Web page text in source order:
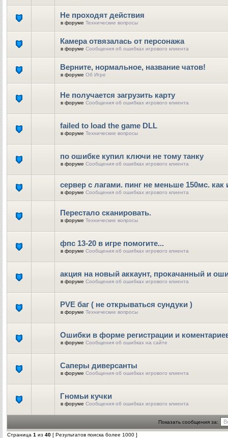
Не проходят действия
в форуме Технические вопросы
Камера отвязалась от персонажа
в форуме Сообщения об ошибках игрового клиента
Верните, нормальное, название чатов!
в форуме Об Игре
Не получается загрузить карту
в форуме Сообщения об ошибках игрового клиента
failed to load the game DLL
в форуме Технические вопросы
по ошибке купил ключи не тому танку
в форуме Сообщения об ошибках игрового клиента
сервер с лагами. пинг не меньше 150мс. как
в форуме Сообщения об ошибках игрового клиента
Перестало сканировать.
в форуме Технические вопросы
фпс 13-20 в игре помогите...
в форуме Сообщения об ошибках игрового клиента
акция на новый аккаунт, прокачанный и
в форуме Сообщения об ошибках игрового клиента
PVE баг ( не открываться сундуки )
в форуме Технические вопросы
Ошибки в форме регистрации и
в форуме Сообщения об ошибках на сайте
Саперы диверсанты
в форуме Сообщения об ошибках игрового клиента
Гномьи кучки
в форуме Сообщения об ошибках игрового клиента
Показать сообщения за:
Страница 1 из 40 [ Результатов поиска более 1000 ]